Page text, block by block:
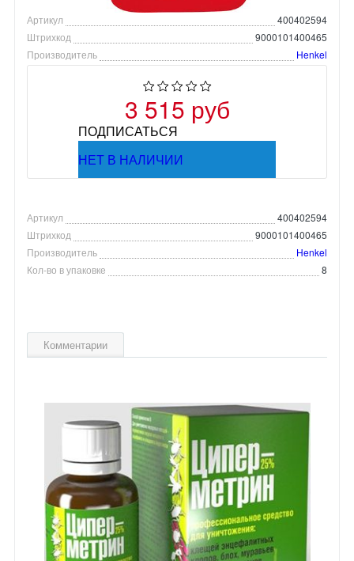
Артикул
400402594
Штрихкод
9000101400465
Производитель
Henkel
3 515 руб
ПОДПИСАТЬСЯ
НЕТ В НАЛИЧИИ
Артикул
400402594
Штрихкод
9000101400465
Производитель
Henkel
Кол-во в упаковке
8
Комментарии